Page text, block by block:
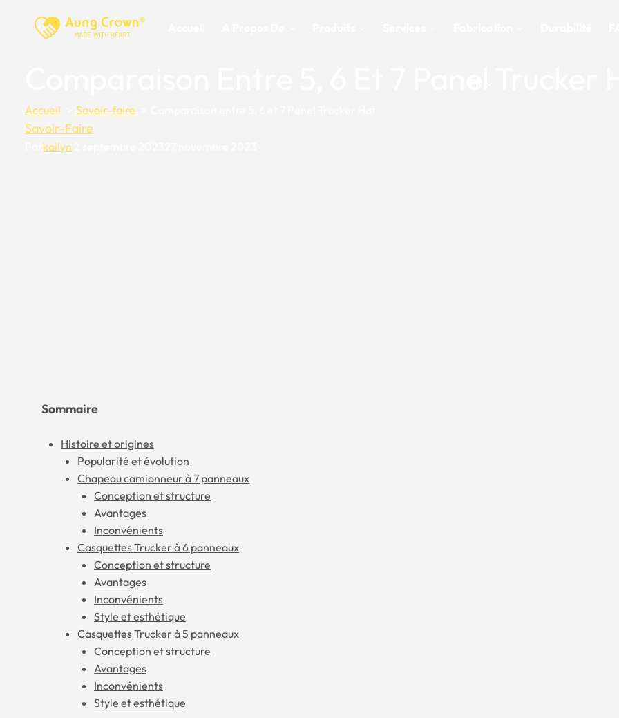
Accueil Savoir-faire
Savoir-Faire
kailyn
Sommaire
Histoire et origines
Popularité et évolution
Chapeau camionneur à 7 panneaux
Conception et structure
Avantages
Inconvénients
Casquettes Trucker à 6 panneaux
Conception et structure
Avantages
Inconvénients
Style et esthétique
Casquettes Trucker à 5 panneaux
Conception et structure
Avantages
Inconvénients
Style et esthétique